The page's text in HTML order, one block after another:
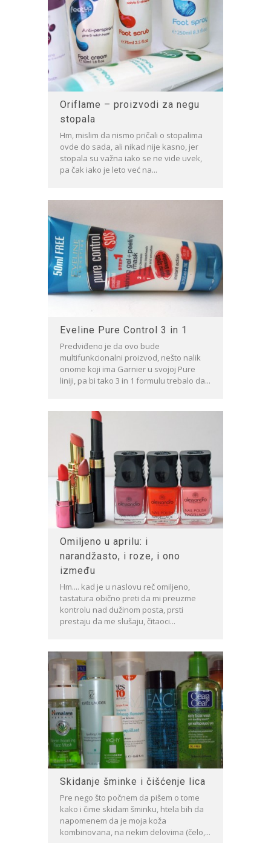
Oriflame – proizvodi za negu
stopala
Hm, mislim da nismo pričali o stopalima
ovde do sada, ali nikad nije kasno, jer
stopala su važna iako se ne vide uvek,
pa čak iako je leto već na...
Eveline Pure Control 3 in 1
Predviđeno je da ovo bude
multifunkcionalni proizvod, nešto nalik
onome koji ima Garnier u svojoj Pure
liniji, pa bi tako 3 in 1 formulu trebalo da...
Omiljeno u aprilu: i
narandžasto, i roze, i ono
između
Hm.... kad je u naslovu reč omiljeno,
tastatura obično preti da mi preuzme
kontrolu nad dužinom posta, prsti
prestaju da me slušaju, čitaoci...
Skidanje šminke i čišćenje lica
Pre nego što počnem da pišem o tome
kako i čime skidam šminku, htela bih da
napomenem da je moja koža
kombinovana, na nekim delovima (čelo,...